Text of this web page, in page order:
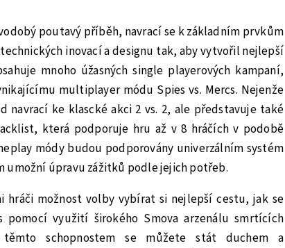
poutavý příběh, navrací se k základním prvkům
inovací a designu tak, aby vytvořil nejlepší
mnoho úžasných single playerových kampaní,
multiplayer módu Spies vs. Mercs. Nejenže
navrací ke klascké akci 2 vs. 2, ale představuje také
která podporuje hru až v 8 hráčích v podobě
módy budou podporovány univerzálním systém
umožní úpravu zážitků podle jejich potřeb.
hráči možnost volby vybírat si nejlepší cestu, jak se
pomocí využití širokého Smova arzenálu smrtících
schopnostem se můžete stát duchem a